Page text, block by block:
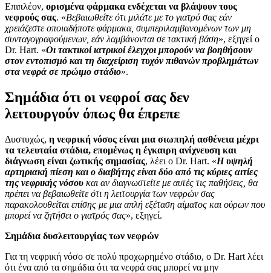
Επιπλέον, ορισμένα φάρμακα ενδέχεται να βλάψουν τους
νεφρούς σας. «Βεβαιωθείτε ότι μιλάτε με το γιατρό σας εάν
χρειάζεστε οποιαδήποτε φάρμακα, συμπεριλαμβανομένων των μη
συνταγογραφούμενων, εάν λαμβάνονται σε τακτική βάση», εξηγεί ο
Dr. Hart. «Οι τακτικοί ιατρικοί έλεγχοι μπορούν να βοηθήσουν
στον εντοπισμό και τη διαχείριση τυχόν πιθανών προβλημάτων
στα νεφρά σε πρώιμο στάδιο».
Σημάδια ότι οι νεφροί σας δεν
λειτουργούν όπως θα έπρεπε
Δυστυχώς, η νεφρική νόσος είναι μια σιωπηλή ασθένεια μέχρι
τα τελευταία στάδια, επομένως η έγκαιρη ανίχνευση και
διάγνωση είναι ζωτικής σημασίας, λέει ο Dr. Hart. «Η υψηλή
αρτηριακή πίεση και ο διαβήτης είναι δύο από τις κύριες αιτίες
της νεφρικής νόσου και αν διαγνωστείτε με αυτές τις παθήσεις, θα
πρέπει να βεβαιωθείτε ότι η λειτουργία των νεφρών σας
παρακολουθείται επίσης με μια απλή εξέταση αίματος και ούρων που
μπορεί να ζητήσει ο γιατρός σας», εξηγεί.
Σημάδια δυσλειτουργίας των νεφρών
Για τη νεφρική νόσο σε πολύ προχωρημένο στάδιο, ο Dr. Hart λέει
ότι ένα από τα σημάδια ότι τα νεφρά σας μπορεί να μην